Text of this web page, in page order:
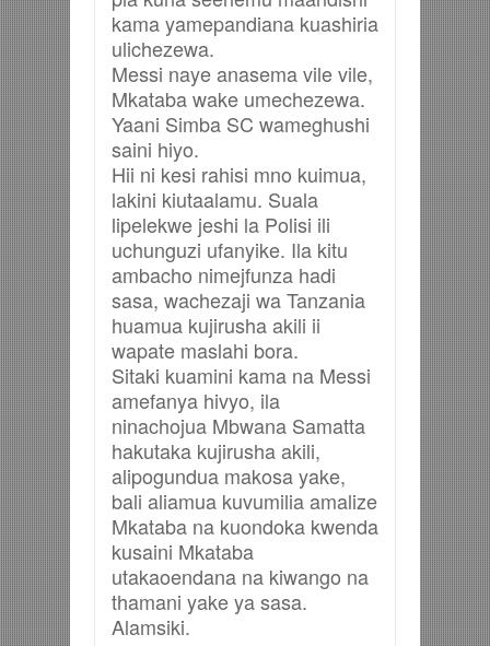
kama yamepandiana kuashiria
ulichezewa.
Messi naye anasema vile vile,
Mkataba wake umechezewa.
Yaani Simba SC wameghushi
saini hiyo.
Hii ni kesi rahisi mno kuimua,
lakini kiutaalamu. Suala
lipelekwe jeshi la Polisi ili
uchunguzi ufanyike. Ila kitu
ambacho nimejfunza hadi
sasa, wachezaji wa Tanzania
huamua kujirusha akili ii
wapate maslahi bora.
Sitaki kuamini kama na Messi
amefanya hivyo, ila
ninachojua Mbwana Samatta
hakutaka kujirusha akili,
alipogundua makosa yake,
bali aliamua kuvumilia amalize
Mkataba na kuondoka kwenda
kusaini Mkataba
utakaoendana na kiwango na
thamani yake ya sasa.
Alamsiki.